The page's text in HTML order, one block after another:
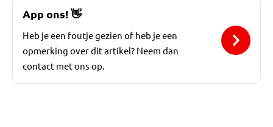
App ons!👋
Heb je een foutje gezien of heb je een
opmerking over dit artikel? Neem dan
contact met ons op.